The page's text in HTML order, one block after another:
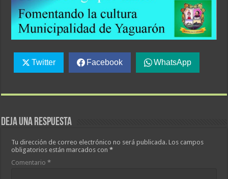
Twitter Facebook WhatsApp
Deja una respuesta
Tu dirección de correo electrónico no será publicada. Los campos
obligatorios están marcados con*
Comentario*